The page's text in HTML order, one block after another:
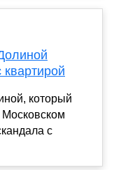
который
с